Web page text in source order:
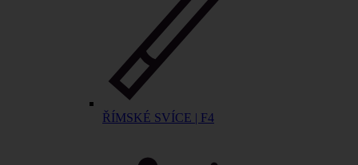
ŘÍMSKÉ SVÍCE | F4